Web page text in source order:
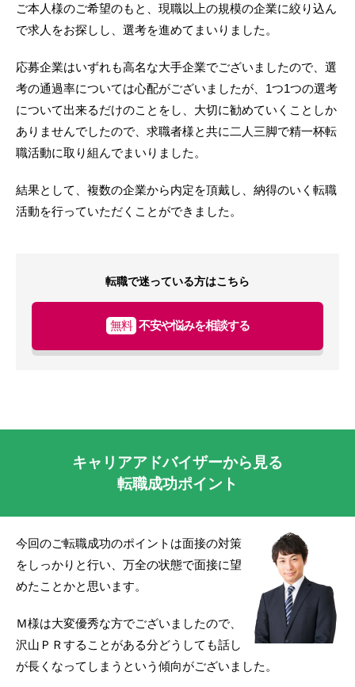
ご本人様のご希望のもと、現職以上の規模の企業に絞り込ん
で求人をお探しし、選考を進めてまいりました。
応募企業はいずれも高名な大手企業でございましたので、選
考の通過率については心配がございましたが、1つ1つの選考
について出来るだけのことをし、大切に勧めていくことしか
ありませんでしたので、求職者様と共に二人三脚で精一杯転
職活動に取り組んでまいりました。
結果として、複数の企業から内定を頂戴し、納得のいく転職
活動を行っていただくことができました。
転職で迷っている方はこちら
無料 不安や悩みを相談する
キャリアアドバイザーから見る
転職成功ポイント
今回のご転職成功のポイントは面接の対策
をしっかりと行い、万全の状態で面接に望
めたことかと思います。
Ｍ様は大変優秀な方でございましたので、
沢山ＰＲすることがある分どうしても話し
が長くなってしまうという傾向がございました。